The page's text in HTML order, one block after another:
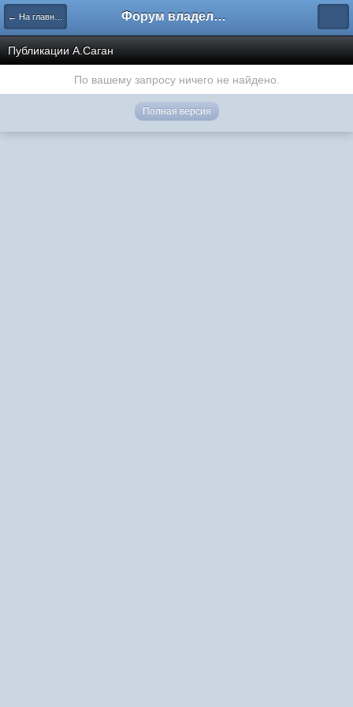
← На главную Форум владельцев интернет-магазинов
Публикации А.Саган
По вашему запросу ничего не найдено.
Полная версия